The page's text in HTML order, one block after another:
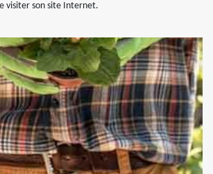
visiter son site Internet.